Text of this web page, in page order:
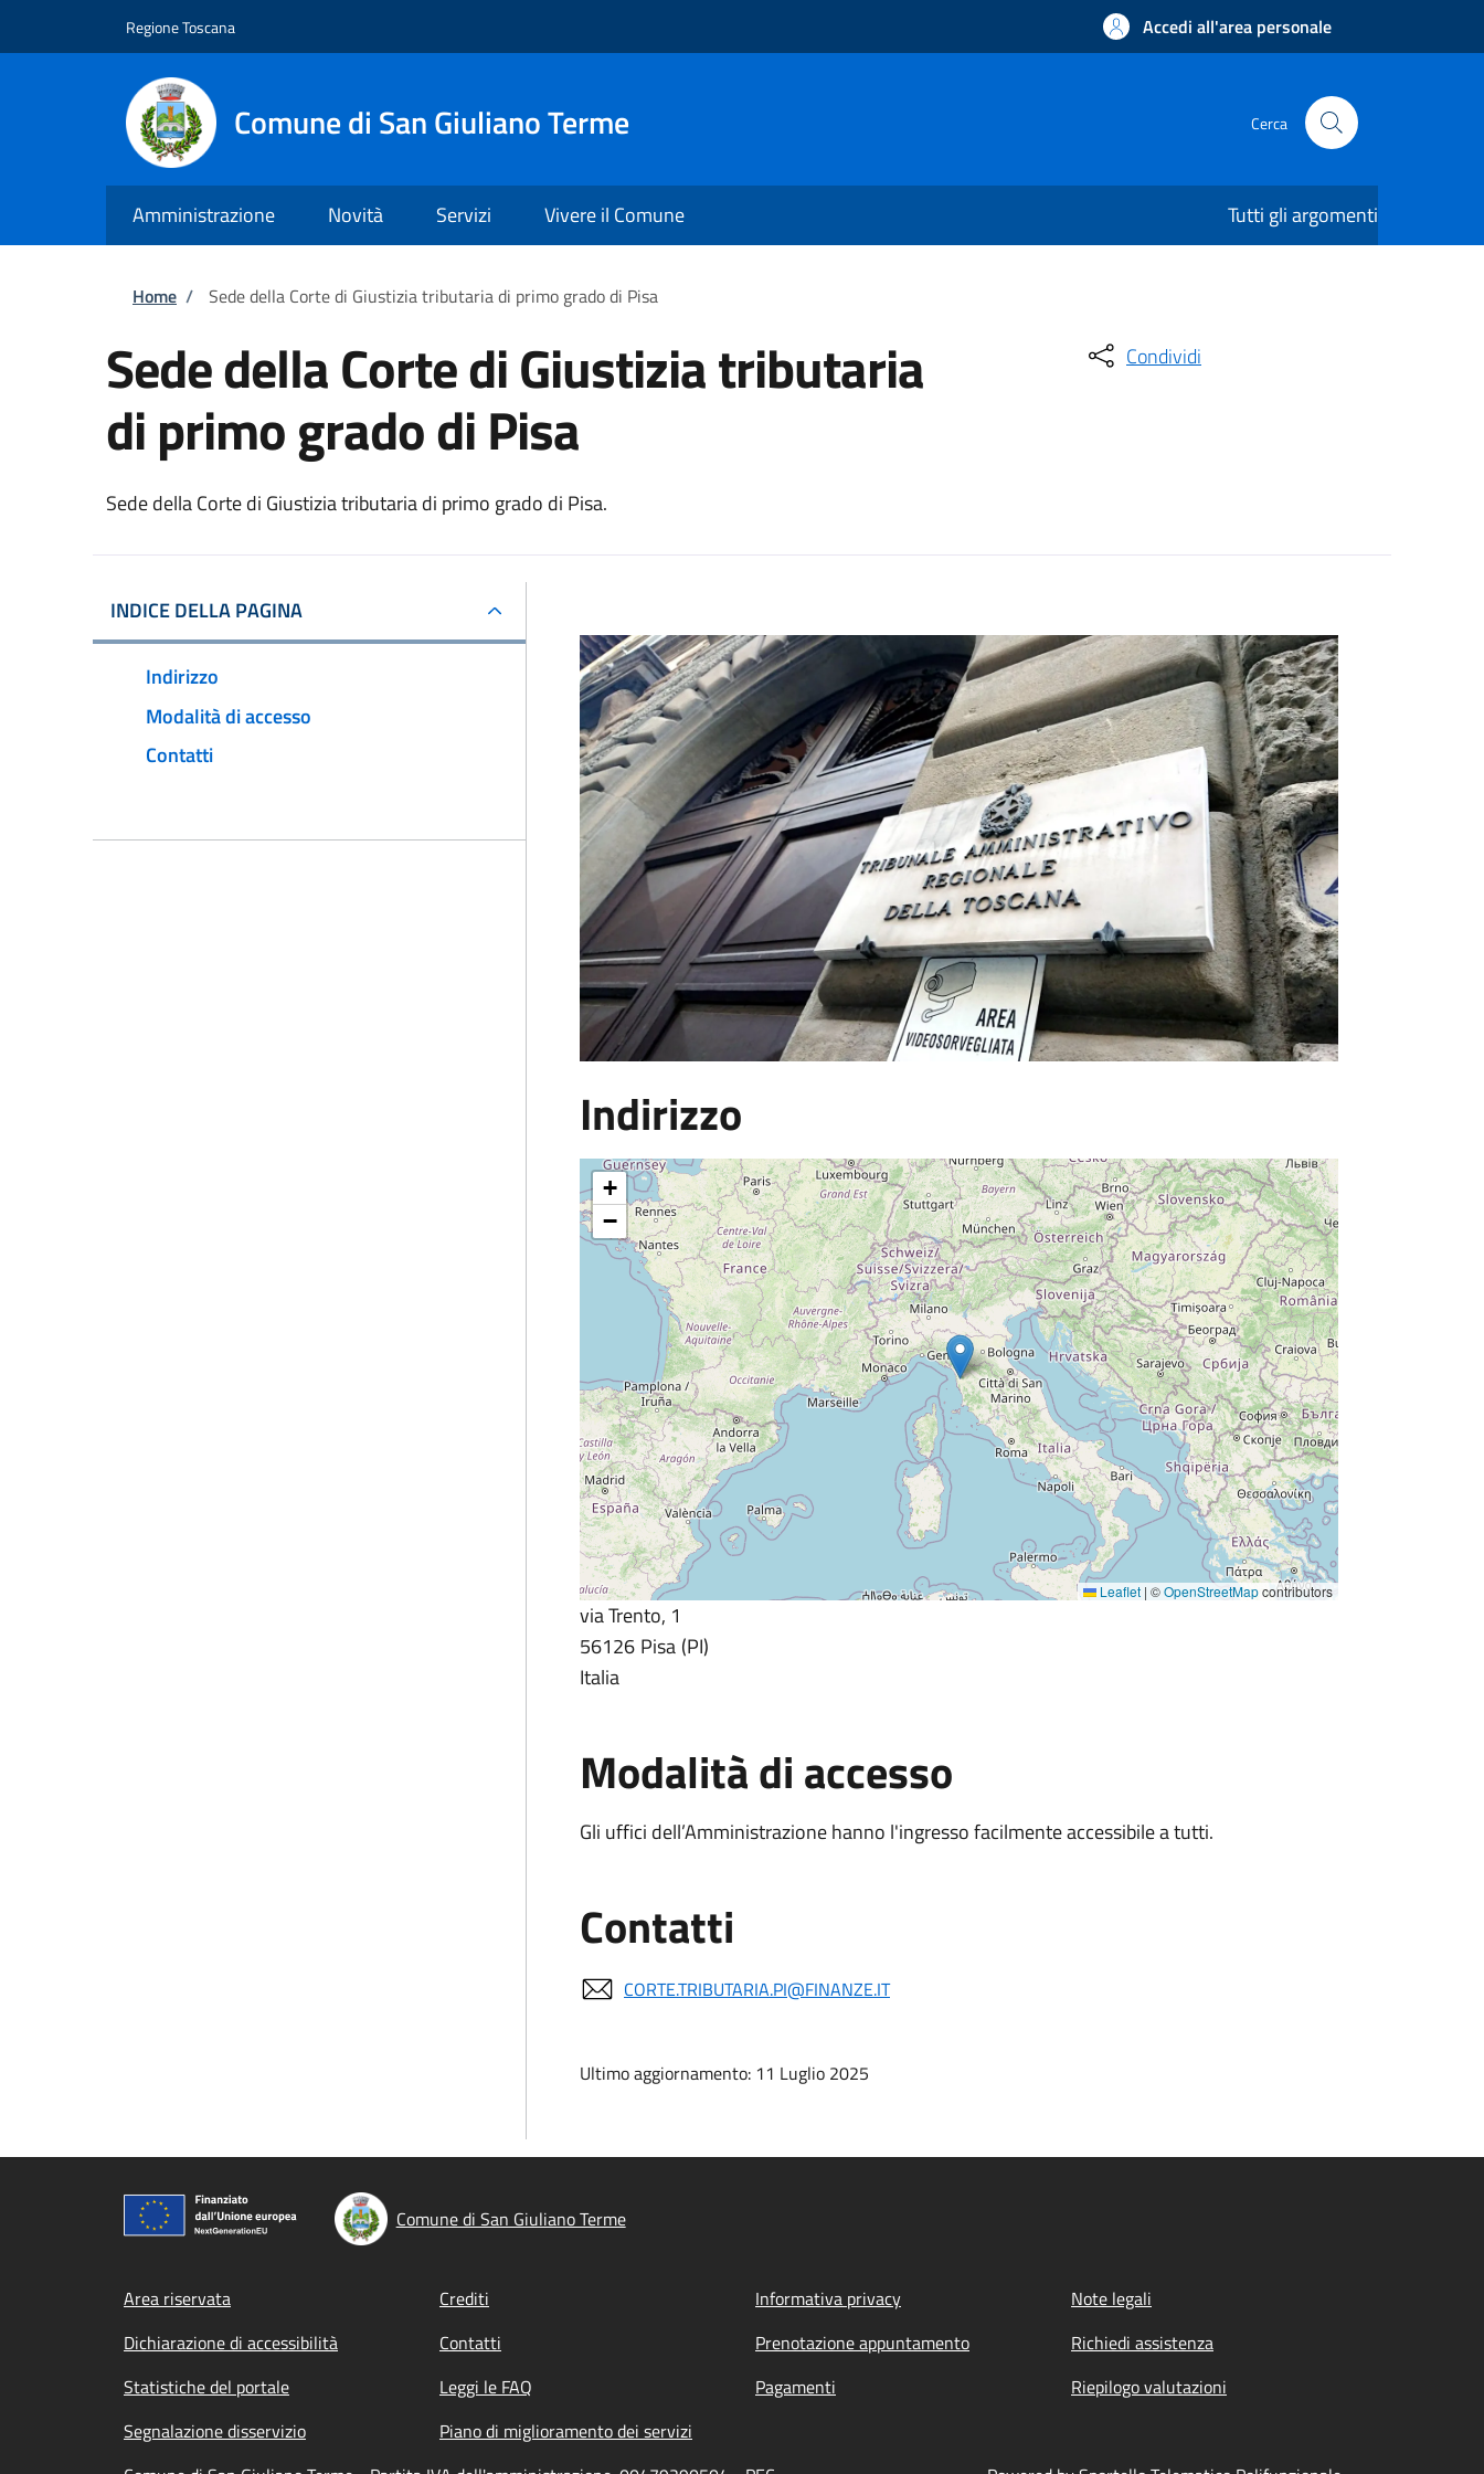
Regione Toscana Accedi all'area personale
Comune di San Giuliano Terme Cerca
Amministrazione Novità Servizi Vivere il Comune Tutti gli argomenti
Briciole di pane
Home / Sede della Corte di Giustizia tributaria di primo grado di Pisa
Sede della Corte di Giustizia tributaria
di primo grado di Pisa
Sede della Corte di Giustizia tributaria di primo grado di Pisa.
Condividi
INDICE DELLA PAGINA
Indirizzo
Modalità di accesso
Contatti
Indirizzo
+
−
Leaflet | ©OpenStreetMapcontributors
via Trento, 1
56126 Pisa PI
Italia
Modalità di accesso
Gli uffici dell’Amministrazione hanno l'ingresso facilmente accessibile a tutti.
Contatti
CORTE.TRIBUTARIA.PI@FINANZE.IT
Ultimo aggiornamento: 11 Luglio 2025
Comune di San Giuliano Terme
Footer menu
Area riservata Crediti Informativa privacy
Note legali
Dichiarazione di accessibilità
Contatti Prenotazione appuntamento
Richiedi assistenza
Statistiche del portale
Leggi le FAQ Pagamenti
Riepilogo valutazioni
Segnalazione disservizio
Piano di miglioramento dei servizi